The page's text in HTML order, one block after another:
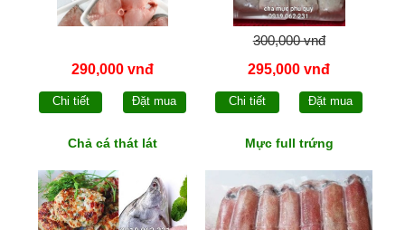
290,000 vnđ
Chi tiết Đặt mua
300,000 vnđ
295,000 vnđ
Chi tiết Đặt mua
Chả cá thát lát Mực full trứng